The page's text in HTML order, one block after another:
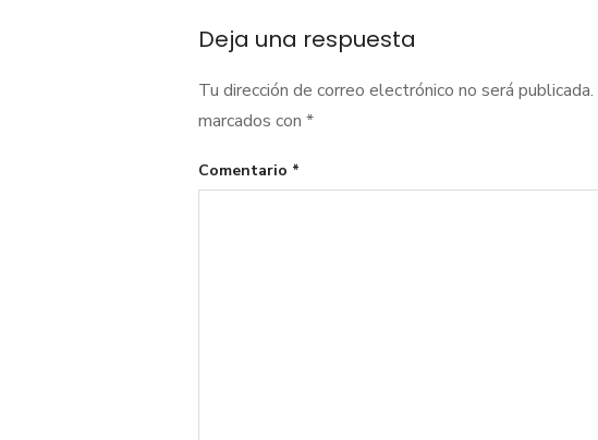
Deja una respuesta
Tu dirección de correo electrónico no será publicada.
marcados con *
Comentario *